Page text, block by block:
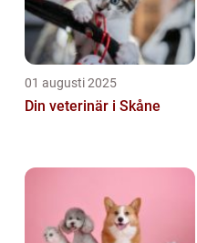
01 augusti 2025
Din veterinär i Skåne